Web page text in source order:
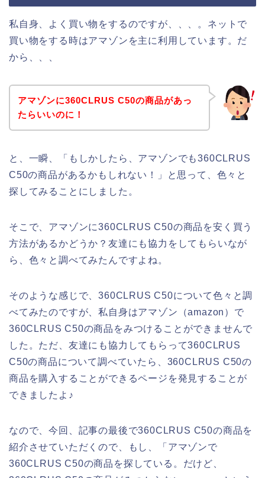
私自身、よく買い物をするのですが、、、。ネットで
買い物をする時はアマゾンを主に利用しています。だ
から、、、
アマゾンに360CLRUS C50の商品があっ
たらいいのに！
と、一瞬、「もしかしたら、アマゾンでも360CLRUS
C50の商品があるかもしれない！」と思って、色々と
探してみることにしました。
そこで、アマゾンに360CLRUS C50の商品を安く買う
方法があるかどうか？友達にも協力をしてもらいなが
ら、色々と調べてみたんですよね。
そのような感じで、360CLRUS C50について色々と調
べてみたのですが、私自身はアマゾン（amazon）で
360CLRUS C50の商品をみつけることができませんで
した。ただ、友達にも協力してもらって360CLRUS
C50の商品について調べていたら、360CLRUS C50の
商品を購入することができるページを発見することが
できましたよ♪
なので、今回、記事の最後で360CLRUS C50の商品を
紹介させていただくので、もし、「アマゾンで
360CLRUS C50の商品を探している。だけど、